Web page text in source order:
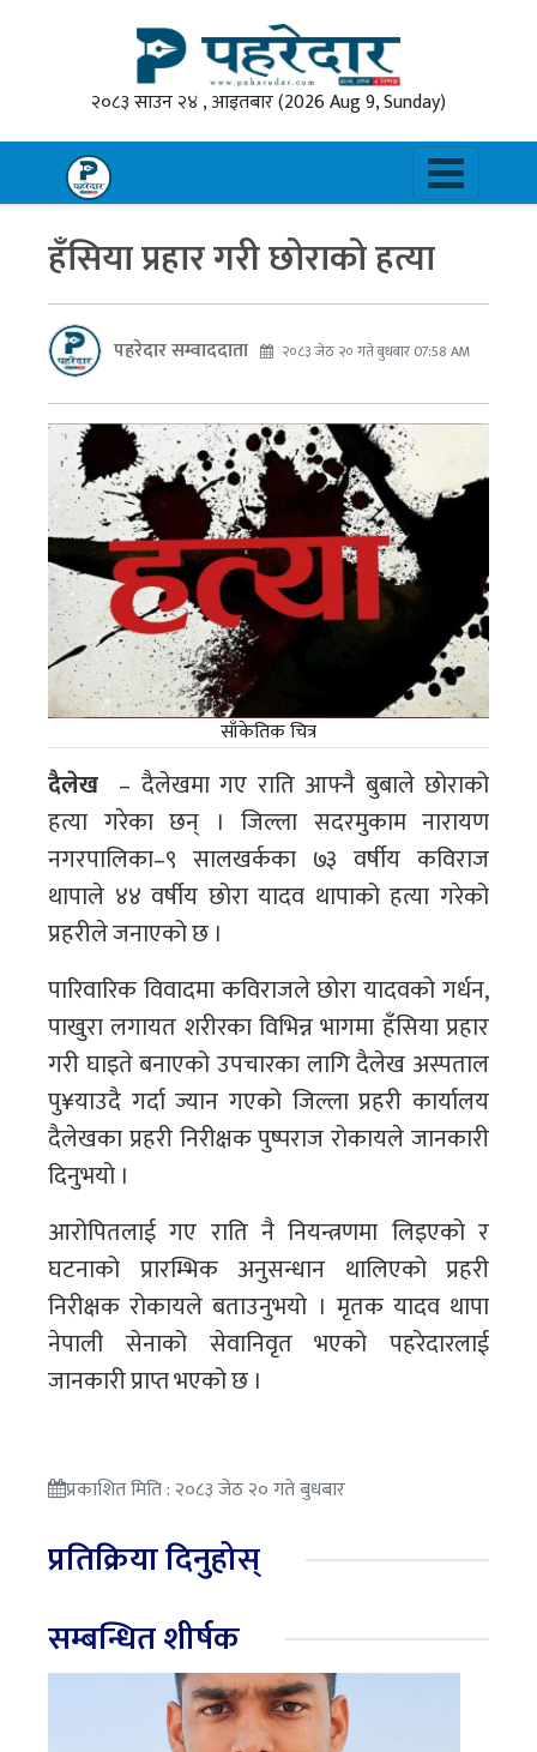
२०८३ साउन २४ , आइतबार(2026 Aug 9, Sunday)
हँसिया प्रहार गरी छोराको हत्या
पहरेदार सम्वाददाता २०८३ जेठ २० गते बुधबार 07:58 AM
साँकेतिक चित्र
दैलेख – दैलेखमा गए राति आफ्नै बुबाले छोराको
हत्या गरेका छन् । जिल्ला सदरमुकाम नारायण
नगरपालिका–९ सालखर्कका ७३ वर्षीय कविराज
थापाले ४४ वर्षीय छोरा यादव थापाको हत्या गरेको
प्रहरीले जनाएको छ ।
पारिवारिक विवादमा कविराजले छोरा यादवको गर्धन,
पाखुरा लगायत शरीरका विभिन्न भागमा हँसिया प्रहार
गरी घाइते बनाएको उपचारका लागि दैलेख अस्पताल
पु¥याउदै गर्दा ज्यान गएको जिल्ला प्रहरी कार्यालय
दैलेखका प्रहरी निरीक्षक पुष्पराज रोकायले जानकारी
दिनुभयो ।
आरोपितलाई गए राति नै नियन्त्रणमा लिइएको र
घटनाको प्रारम्भिक अनुसन्धान थालिएको प्रहरी
निरीक्षक रोकायले बताउनुभयो । मृतक यादव थापा
नेपाली सेनाको सेवानिवृत भएको पहरेदारलाई
जानकारी प्राप्त भएको छ ।
प्रकाशित मिति : २०८३ जेठ २० गते बुधबार
प्रतिक्रिया दिनुहोस्
सम्बन्धित शीर्षक